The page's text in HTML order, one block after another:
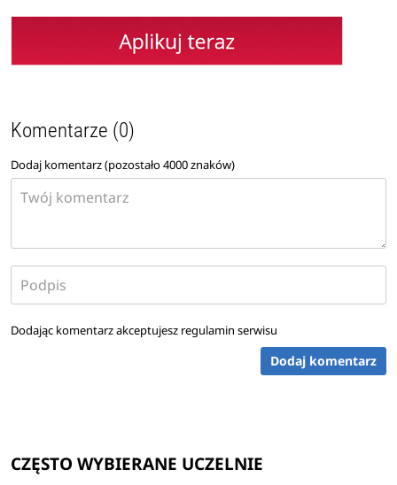
Komentarze (0)
Dodaj komentarz (pozostało4000znaków)
Dodając komentarz akceptujesz regulamin serwisu
Dodaj komentarz
CZĘSTO WYBIERANE UCZELNIE